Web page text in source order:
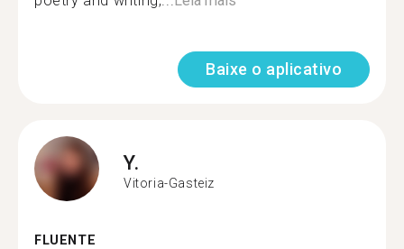
Baixe o aplicativo
Y.
Vitoria-Gasteiz
FLUENTE